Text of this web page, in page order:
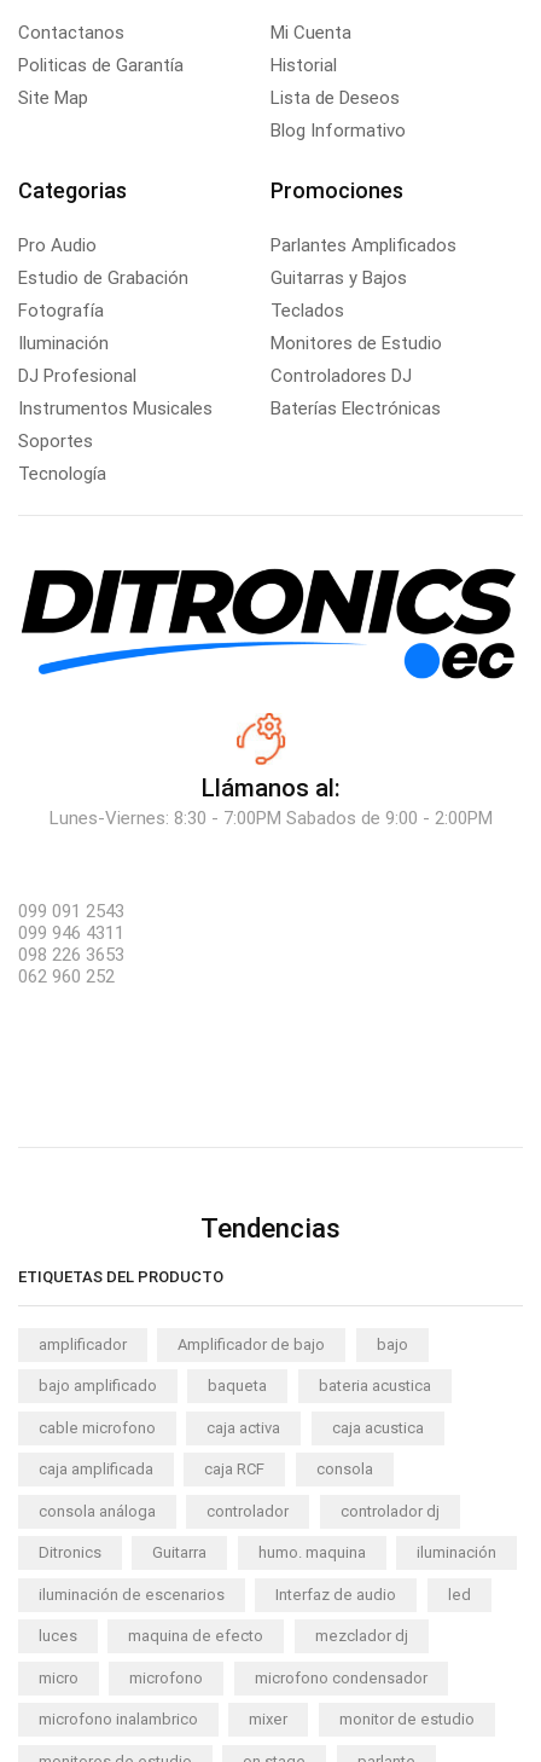
Contactanos
Politicas de Garantía
Site Map
Mi Cuenta
Historial
Lista de Deseos
Blog Informativo
Categorias
Pro Audio
Estudio de Grabación
Fotografía
Iluminación
DJ Profesional
Instrumentos Musicales
Soportes
Tecnología
Promociones
Parlantes Amplificados
Guitarras y Bajos
Teclados
Monitores de Estudio
Controladores DJ
Baterías Electrónicas
Llámanos al:
Lunes-Viernes: 8:30 - 7:00PM Sabados de 9:00 - 2:00PM
099 091 2543
099 946 4311
098 226 3653
062 960 252
Tendencias
ETIQUETAS DEL PRODUCTO
amplificador Amplificador de bajo bajo
bajo amplificado baqueta bateria acustica
cable microfono caja activa caja acustica
caja amplificada caja RCF consola
consola análoga controlador controlador dj
Ditronics Guitarra humo. maquina iluminación
iluminación de escenarios Interfaz de audio led
luces maquina de efecto mezclador dj
micro microfono microfono condensador
microfono inalambrico mixer monitor de estudio